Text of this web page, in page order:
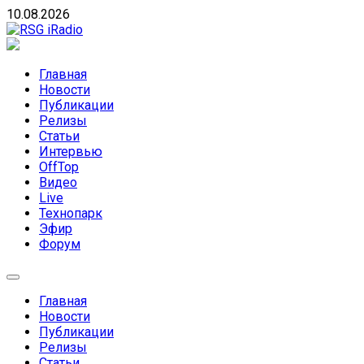
Skip
to
content
10.08.2026
направлений без возрастных ограничений
Главная
Новости
Публикации
Релизы
Статьи
Интервью
OffTop
Видео
Live
Технопарк
Эфир
Форум
Главная
Новости
Публикации
Релизы